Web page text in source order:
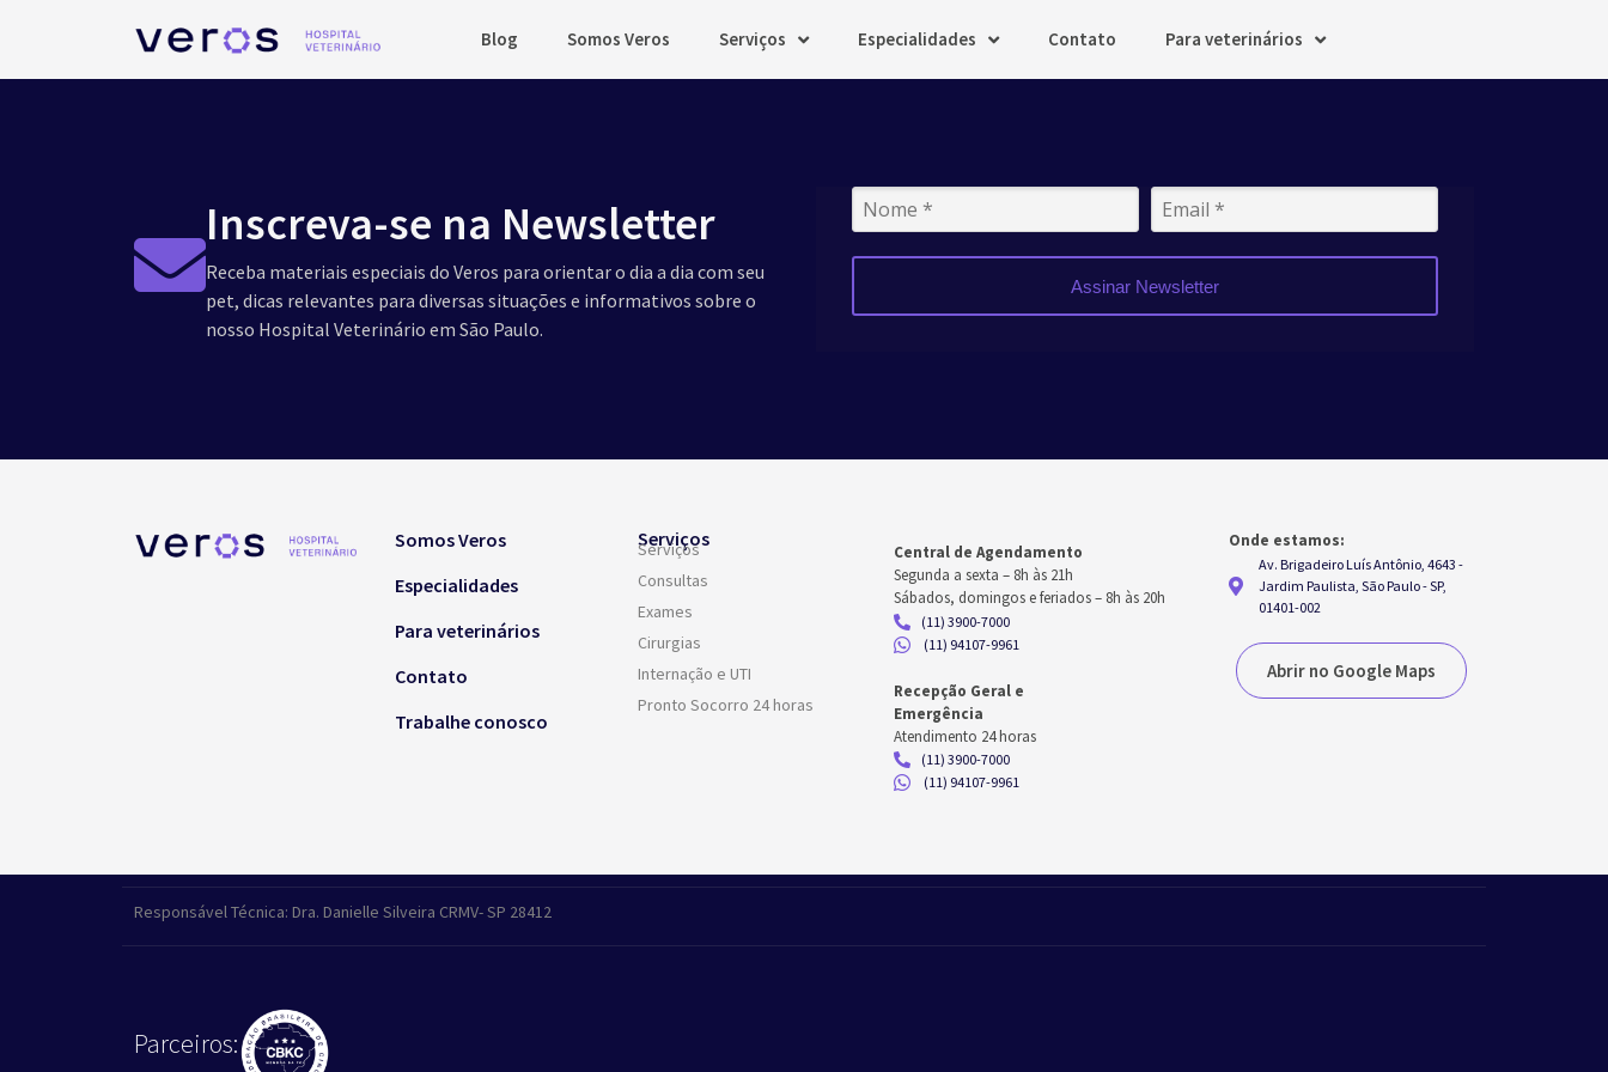
Blog Somos Veros Serviços Especialidades Contato Para veterinários
Inscreva-se na Newsletter
Receba materiais especiais do Veros para orientar o dia a dia com seu
pet, dicas relevantes para diversas situações e informativos sobre o
nosso Hospital Veterinário em São Paulo.
Assinar Newsletter
Somos Veros
Especialidades
Para veterinários
Contato
Trabalhe conosco
Serviços
Serviços
Consultas
Exames
Cirurgias
Internação e UTI
Pronto Socorro 24 horas
Central de Agendamento
Segunda a sexta – 8h às 21h
Sábados, domingos e feriados– 8h às 20h
(11) 3900-7000
(11) 94107-9961
Recepção Geral e
Emergência
Atendimento 24 horas
(11) 3900-7000
(11) 94107-9961
Onde estamos:
Av. Brigadeiro Luís Antônio, 4643 -
Jardim Paulista, São Paulo - SP,
01401-002
Abrir no Google Maps
Responsável Técnica: Dra. Danielle Silveira CRMV- SP 28412
Parceiros: